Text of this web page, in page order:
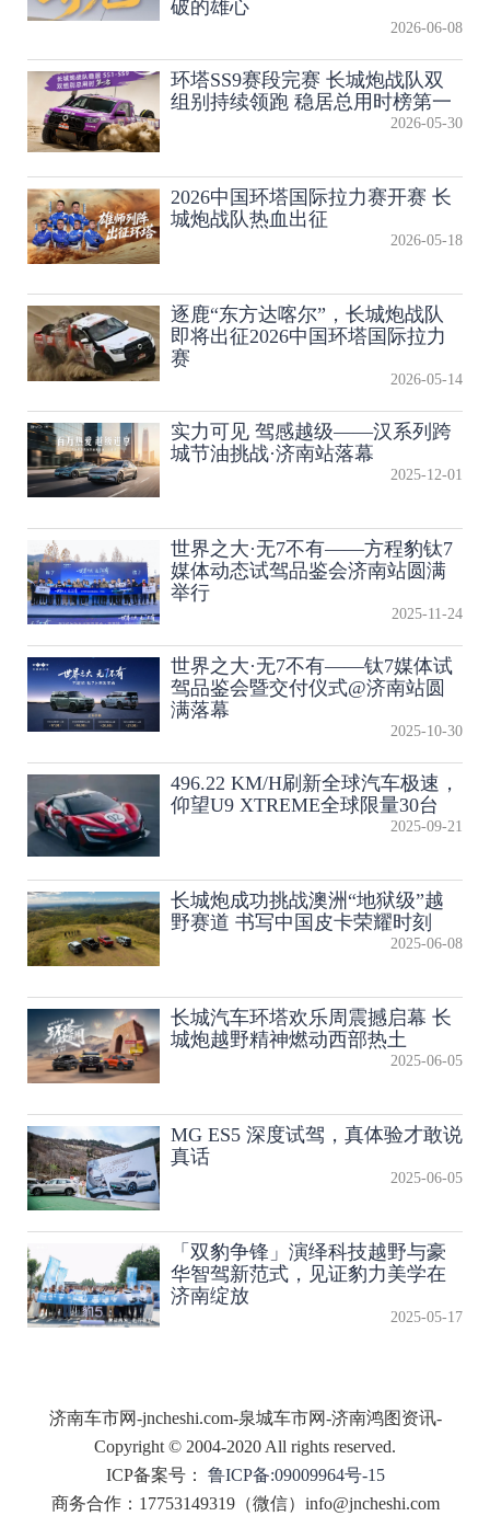
破的雄心
2026-06-08
环塔SS9赛段完赛 长城炮战队双
组别持续领跑 稳居总用时榜第一
2026-05-30
2026中国环塔国际拉力赛开赛 长
城炮战队热血出征
2026-05-18
逐鹿“东方达喀尔”，长城炮战队
即将出征2026中国环塔国际拉力
赛
2026-05-14
实力可见 驾感越级——汉系列跨
城节油挑战·济南站落幕
2025-12-01
世界之大·无7不有——方程豹钛7
媒体动态试驾品鉴会济南站圆满
举行
2025-11-24
世界之大·无7不有——钛7媒体试
驾品鉴会暨交付仪式@济南站圆
满落幕
2025-10-30
496.22 KM/H刷新全球汽车极速，
仰望U9 XTREME全球限量30台
2025-09-21
长城炮成功挑战澳洲“地狱级”越
野赛道 书写中国皮卡荣耀时刻
2025-06-08
长城汽车环塔欢乐周震撼启幕 长
城炮越野精神燃动西部热土
2025-06-05
MG ES5 深度试驾，真体验才敢说
真话
2025-06-05
「双豹争锋」演绎科技越野与豪
华智驾新范式，见证豹力美学在
济南绽放
2025-05-17
济南车市网-jncheshi.com-泉城车市网-济南鸿图资讯-
Copyright © 2004-2020 All rights reserved.
ICP备案号：
鲁ICP备:09009964号-15
商务合作：17753149319（微信）info@jncheshi.com